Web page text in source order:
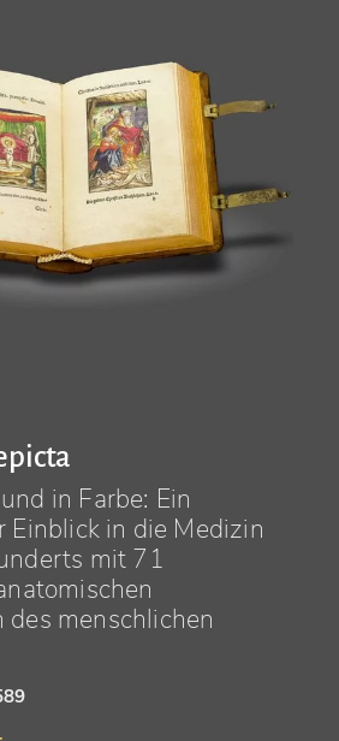
in Farbe: Ein
Einblick in die Medizin
mit 71
des menschlichen